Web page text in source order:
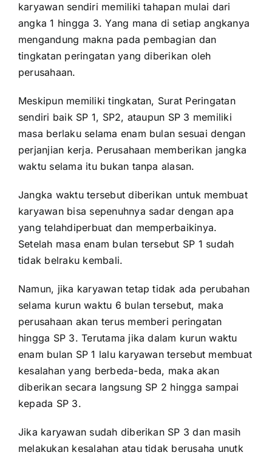
karyawan sendiri memiliki tahapan mulai dari
angka 1 hingga 3. Yang mana di setiap angkanya
mengandung makna pada pembagian dan
tingkatan peringatan yang diberikan oleh
perusahaan.
Meskipun memiliki tingkatan, Surat Peringatan
sendiri baik SP 1, SP2, ataupun SP 3 memiliki
masa berlaku selama enam bulan sesuai dengan
perjanjian kerja. Perusahaan memberikan jangka
waktu selama itu bukan tanpa alasan.
Jangka waktu tersebut diberikan untuk membuat
karyawan bisa sepenuhnya sadar dengan apa
yang telahdiperbuat dan memperbaikinya.
Setelah masa enam bulan tersebut SP 1 sudah
tidak belraku kembali.
Namun, jika karyawan tetap tidak ada perubahan
selama kurun waktu 6 bulan tersebut, maka
perusahaan akan terus memberi peringatan
hingga SP 3. Terutama jika dalam kurun waktu
enam bulan SP 1 lalu karyawan tersebut membuat
kesalahan yang berbeda-beda, maka akan
diberikan secara langsung SP 2 hingga sampai
kepada SP 3.
Jika karyawan sudah diberikan SP 3 dan masih
melakukan kesalahan atau tidak berusaha unutk